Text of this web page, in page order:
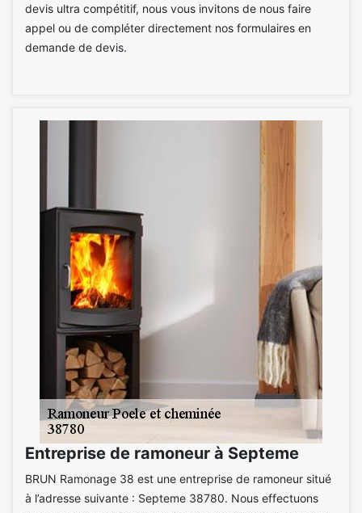
devis ultra compétitif, nous vous invitons de nous faire
appel ou de compléter directement nos formulaires en
demande de devis.
Entreprise de ramoneur à Septeme
BRUN Ramonage 38 est une entreprise de ramoneur situé
à l’adresse suivante : Septeme 38780. Nous effectuons